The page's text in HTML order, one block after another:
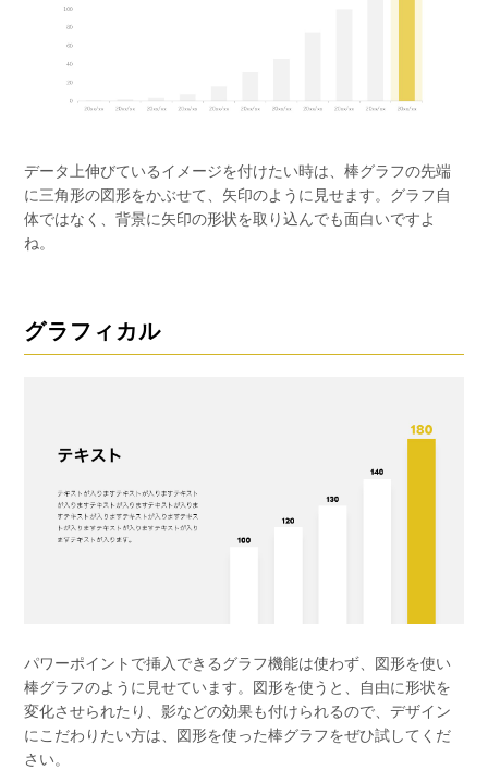
データ上伸びているイメージを付けたい時は、棒グラフの先端
に三角形の図形をかぶせて、矢印のように見せます。グラフ自
体ではなく、背景に矢印の形状を取り込んでも面白いですよ
ね。
グラフィカル
パワーポイントで挿入できるグラフ機能は使わず、図形を使い
棒グラフのように見せています。図形を使うと、自由に形状を
変化させられたり、影などの効果も付けられるので、デザイン
にこだわりたい方は、図形を使った棒グラフをぜひ試してくだ
さい。